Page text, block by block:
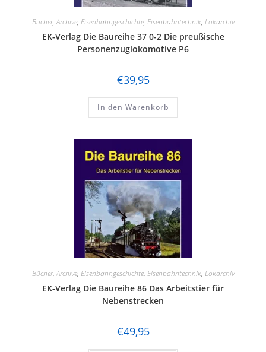
Bücher,Archive, Eisenbahngeschichte, Eisenbahntechnik, Lokarchiv
EK-Verlag Die Baureihe 37 0-2 Die preußische
Personenzuglokomotive P6
€39,95
In den Warenkorb
Bücher,Archive, Eisenbahngeschichte, Eisenbahntechnik, Lokarchiv
EK-Verlag Die Baureihe 86 Das Arbeitstier für
Nebenstrecken
€49,95